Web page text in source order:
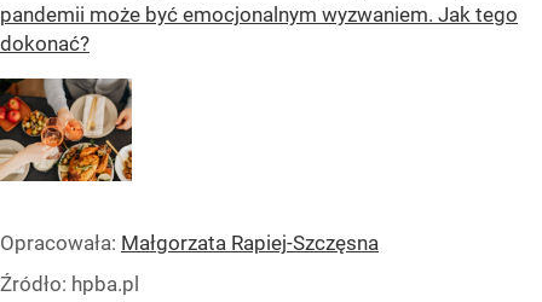
pandemii może być emocjonalnym wyzwaniem. Jak tego
dokonać?
Opracowała: Małgorzata Rapiej-Szczęsna
Źródło: hpba.pl